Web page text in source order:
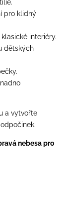
pro klidný
interiéry.
dětských
a vytvořte
nebesa pro